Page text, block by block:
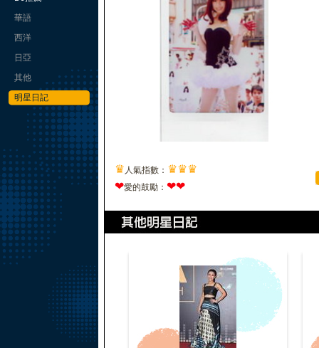
華語
西洋
日亞
其他
明星日記
♛ 人氣指數： ♛♛♛
❤愛的鼓勵： ❤❤